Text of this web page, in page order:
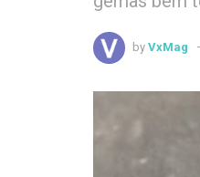
by VxMag